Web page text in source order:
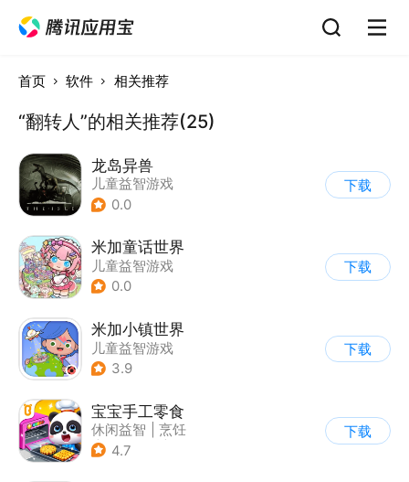
首页 软件 相关推荐
“翻转人”的相关推荐(25)
龙岛异兽
儿童益智游戏
0.0
下载
米加童话世界
儿童益智游戏
0.0
下载
米加小镇世界
儿童益智游戏
3.9
下载
宝宝手工零食
休闲益智
烹饪
| 宝宝巴士
4.7
下载